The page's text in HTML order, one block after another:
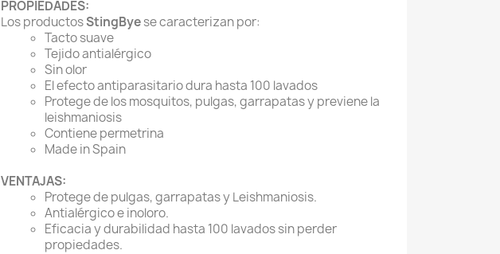
PROPIEDADES:
Los productosStingByese caracterizan por:
Tacto suave
Tejido antialérgico
Sin olor
El efecto antiparasitario dura hasta 100 lavados
Protege de los mosquitos, pulgas, garrapatas y previene la
leishmaniosis
Contiene permetrina
Made in Spain
VENTAJAS:
Protege de pulgas, garrapatas y Leishmaniosis.
Antialérgico e inoloro.
Eficacia y durabilidad hasta 100 lavados sin perder
propiedades.